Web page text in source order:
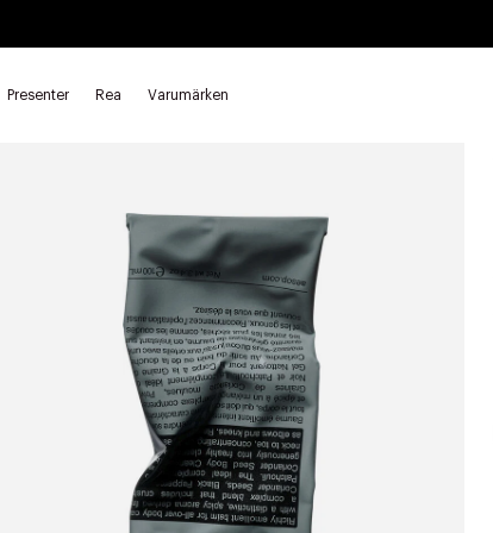
Presenter Rea Varumärken
oljor Baby balm